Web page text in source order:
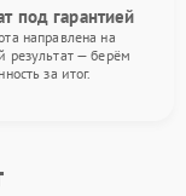
под гарантией
направлена на
результат — берём
за итог.